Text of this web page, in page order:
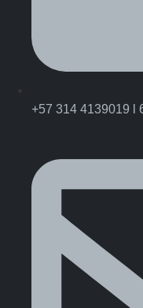
+57 314 4139019 l